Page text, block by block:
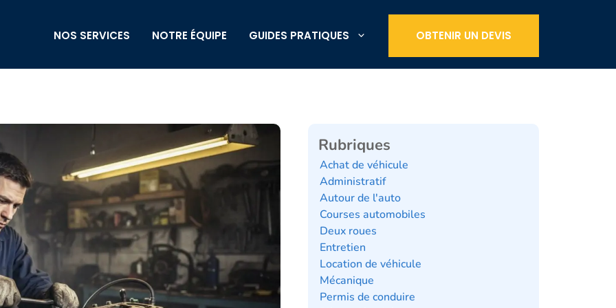
NOS SERVICES NOTRE ÉQUIPE GUIDES PRATIQUES OBTENIR UN DEVIS
Rubriques
Achat de véhicule
Administratif
Autour de l'auto
Courses automobiles
Deux roues
Entretien
Location de véhicule
Mécanique
Permis de conduire